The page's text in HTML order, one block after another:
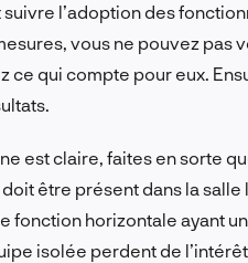
l’adoption des
vous ne pouvez pas
ce qui compte pour eux.
est claire, faites en sorte
être présent dans la
fonction horizontale ayant
isolée perdent de